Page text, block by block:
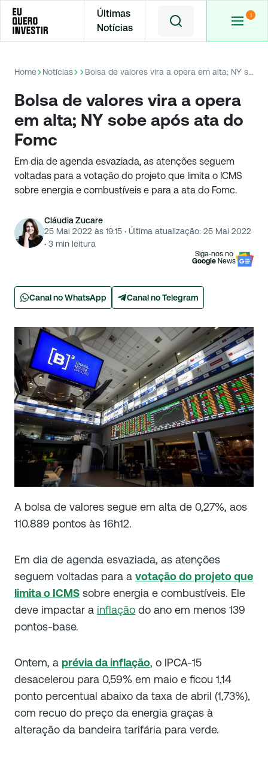
Últimas
Notícias
Home Notícias Bolsa de valores vira a opera em alta; NY sobe após ata do Fomc
Bolsa de valores vira a opera
em alta; NY sobe após ata do
Fomc
Em dia de agenda esvaziada, as atenções seguem
voltadas para a votação do projeto que limita o ICMS
sobre energia e combustíveis e para a ata do Fomc.
Cláudia Zucare
25 Mai 2022 às 19:15 · Última atualização: 25 Mai 2022
· 3 min leitura
Siga-nos no
Google News
Canal no WhatsApp Canal no Telegram
A bolsa de valores segue em alta de 0,27%, aos
110.889 pontos às 16h12.
Em dia de agenda esvaziada, as atenções
seguem voltadas para a votação do projeto que
limita o ICMS sobre energia e combustíveis. Ele
deve impactar a inflação do ano em menos 139
pontos-base.
Ontem, a prévia da inflação, o IPCA-15
desacelerou para 0,59% em maio e ficou 1,14
ponto percentual abaixo da taxa de abril (1,73%),
com recuo do preço da energia graças à
alteração da bandeira tarifária para verde.